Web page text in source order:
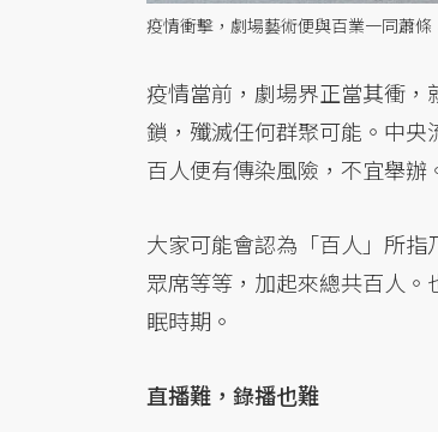
疫情衝擊，劇場藝術便與百業一同蕭
疫情當前，劇場界正當其衝
鎖，殲滅任何群聚可能。中
百人便有傳染風險，不宜舉辦
大家可能會認為「百人」所
眾席等等，加起來總共百人
眠時期。
直播難，錄播也難